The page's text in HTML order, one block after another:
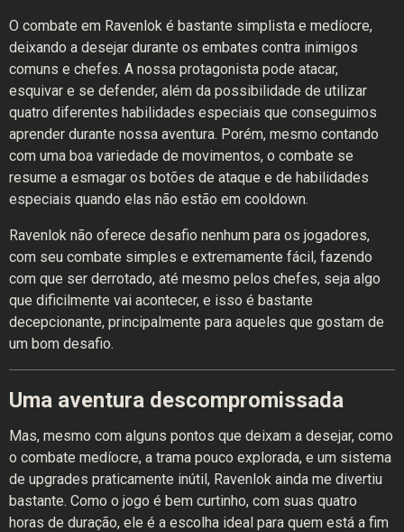
O combate em Ravenlok é bastante simplista e medíocre,
deixando a desejar durante os embates contra inimigos
comuns e chefes. A nossa protagonista pode atacar,
esquivar e se defender, além da possibilidade de utilizar
quatro diferentes habilidades especiais que conseguimos
aprender durante nossa aventura. Porém, mesmo contando
com uma boa variedade de movimentos, o combate se
resume a esmagar os botões de ataque e de habilidades
especiais quando elas não estão em cooldown.
Ravenlok não oferece desafio nenhum para os jogadores,
com seu combate simples e extremamente fácil, fazendo
com que ser derrotado, até mesmo pelos chefes, seja algo
que dificilmente vai acontecer, e isso é bastante
decepcionante, principalmente para aqueles que gostam de
um bom desafio.
Uma aventura descompromissada
Mas, mesmo com alguns pontos que deixam a desejar, como
o combate medíocre, a trama pouco explorada, e um sistema
de upgrades praticamente inútil, Ravenlok ainda me divertiu
bastante. Como o jogo é bem curtinho, com suas quatro
horas de duração, ele é a escolha ideal para quem está a fim